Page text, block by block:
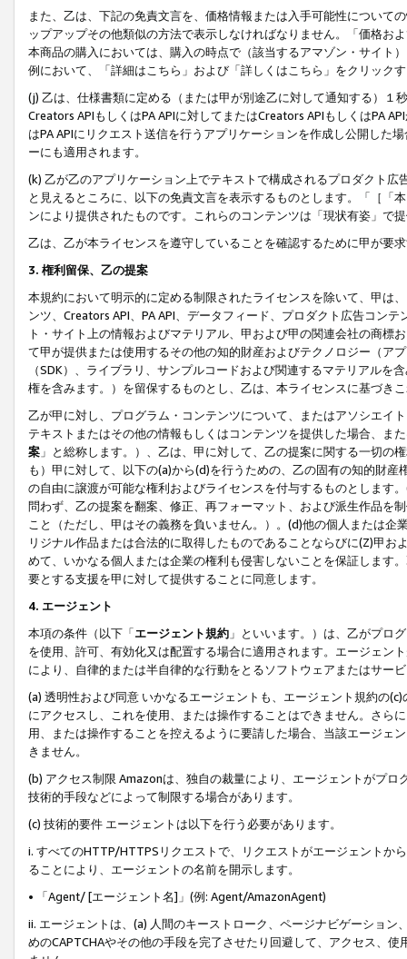
また、乙は、下記の免責文言を、価格情報または入手可能性について
ップアップその他類似の方法で表示しなければなりません。「価格
本商品の購入においては、購入の時点で（該当するアマゾン・サイト
例において、「詳細はこちら」および「詳しくはこちら」をクリック
(j) 乙は、仕様書類に定める（または甲が別途乙に対して通知する）
Creators APIもしくはPA APIに対してまたはCreators APIもしくはPA
はPA APIにリクエスト送信を行うアプリケーションを作成し公開した
ーにも適用されます。
(k) 乙が乙のアプリケーション上でテキストで構成されるプロダクト
と見えるところに、以下の免責文言を表示するものとします。「［「
ンにより提供されたものです。これらのコンテンツは「現状有姿」で
乙は、乙が本ライセンスを遵守していることを確認するために甲が要
3. 権利留保、乙の提案
本規約において明示的に定める制限されたライセンスを除いて、甲は
ンツ、Creators API、PA API、データフィード、プロダクト広告コン
ト・サイト上の情報およびマテリアル、甲および甲の関連会社の商
て甲が提供または使用するその他の知的財産およびテクノロジー（ア
（SDK）、ライブラリ、サンプルコードおよび関連するマテリアル
権を含みます。）を留保するものとし、乙は、本ライセンスに基づき
乙が甲に対し、プログラム・コンテンツについて、またはアソシエイ
テキストまたはその他の情報もしくはコンテンツを提供した場合、ま
案 」と総称します。）、乙は、甲に対して、乙の提案に関する一切
も）甲に対して、以下の(a)から(d)を行うための、乙の固有の知的財
の自由に譲渡が可能な権利およびライセンスを付与するものとします
問わず、乙の提案を翻案、修正、再フォーマット、および派生作品を
こと（ただし、甲はその義務を負いません。）。(d)他の個人または
リジナル作品または合法的に取得したものであることならびに(Z)甲
めて、いかなる個人または企業の権利も侵害しないことを保証します
要とする支援を甲に対して提供することに同意します。
4. エージェント
本項の条件（以下「エージェント規約 」といいます。）は、乙がプロ
を使用、許可、有効化又は配置する場合に適用されます。エージェン
により、自律的または半自律的な行動をとるソフトウェアまたはサー
(a) 透明性および同意 いかなるエージェントも、エージェント規約の
にアクセスし、これを使用、または操作することはできません。さら
用、または操作することを控えるように要請した場合、当該エージェ
きません。
(b) アクセス制限 Amazonは、独自の裁量により、エージェントがプ
技術的手段などによって制限する場合があります。
(c) 技術的要件 エージェントは以下を行う必要があります。
i. すべてのHTTP/HTTPSリクエストで、リクエストがエージェントか
ることにより、エージェントの名前を開示します。
• 「Agent/ [エージェント名]」(例: Agent/AmazonAgent)
ii. エージェントは、(a) 人間のキーストローク、ページナビゲーショ
めのCAPTCHAやその他の手段を完了させたり回避して、アクセス、